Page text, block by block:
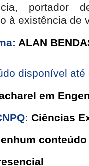
portador
à existência de
ALAN
disponível até
em
Ciências